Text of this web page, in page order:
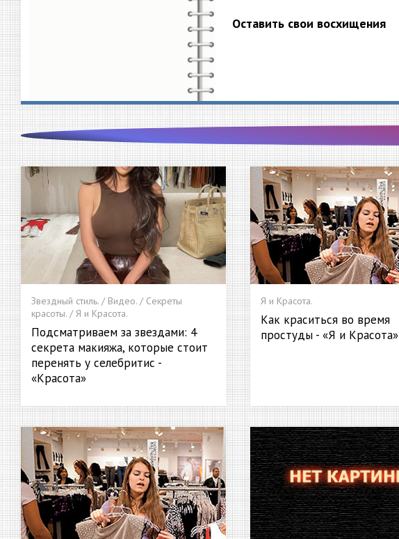
Оставить свои восхищения
Звездный стиль. / Видео. / Секреты
красоты. / Я и Красота.
Подсматриваем за звездами: 4
секрета макияжа, которые стоит
перенять у селебритис -
«Красота»
Я и Красота.
Как краситься во время
простуды - «Я и Красота»